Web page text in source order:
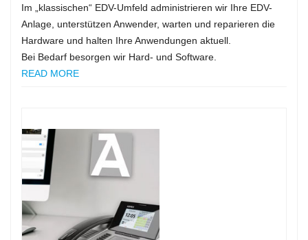
IT-CONSULTING
Im „klassischen“ EDV-Umfeld administrieren wir Ihre EDV-
Anlage, unterstützen Anwender, warten und reparieren die
Hardware und halten Ihre Anwendungen aktuell.
Bei Bedarf besorgen wir Hard- und Software.
READ MORE